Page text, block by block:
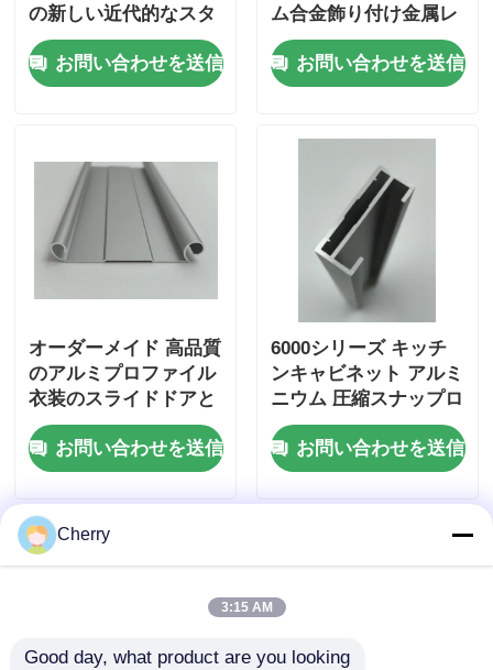
の新しい近代的なスタ
イルでカスタマイズさ
れた工場
お問い合わせを送信
ム合金飾り付け金属レ
ンガ
お問い合わせを送信
オーダーメイド 高品質
のアルミプロファイル
衣装のスライドドアと
下のレール 衣装のスラ
イドドア
お問い合わせを送信
6000シリーズ キッチ
ンキャビネット アルミ
ニウム 圧縮スナップロ
ックフレーム 中国サプ
ライヤー
お問い合わせを送信
Cherry
3:15 AM
Good day, what product are you looking